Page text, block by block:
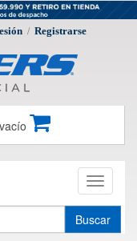
/ Registrarse
Toggle
Buscar